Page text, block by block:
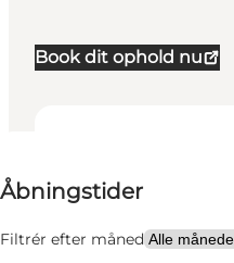
Book dit ophold nu
Åbningstider
Filtrér efter måned
Besøg hjemmeside
Min partner, Mig selv